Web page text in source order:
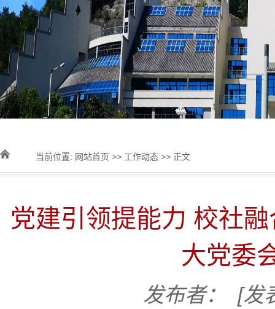
当前位置: 网站首页 >> 工作动态 >> 正文
党建引领提能力 校社
大党委
发布者：
[发